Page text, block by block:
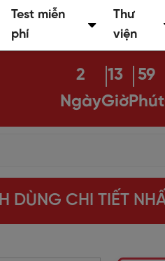
Test miễn
phí
Thư
viện
2
Ngày
13
Giờ
59
Phút
DÙNG CHI TIẾT